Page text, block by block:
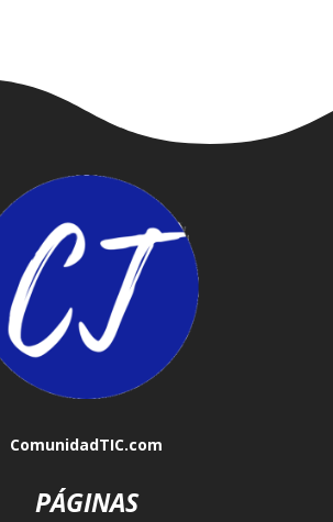
ComunidadTIC.com
PÁGINAS